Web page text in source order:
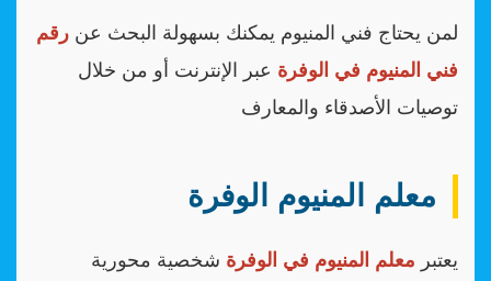
لمن يحتاج فني المنيوم يمكنك بسهولة البحث عن رقم
فني المنيوم في الوفرة عبر الإنترنت أو من خلال
توصيات الأصدقاء والمعارف
معلم المنيوم الوفرة
يعتبر معلم المنيوم في الوفرة شخصية محورية